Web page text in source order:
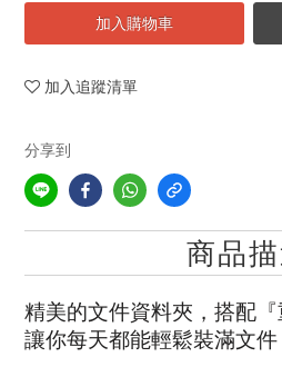
加入購物車
加入追蹤清單
分享到
商品
精美的文件資料夾，搭配『
讓你每天都能輕鬆裝滿文件